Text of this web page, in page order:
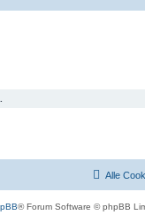
Alle
® Forum Software © phpBB